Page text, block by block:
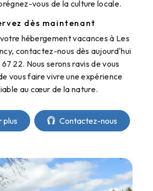
vous de la culture locale.
dès maintenant
hébergement vacances à Les
contactez-nous dès aujourd'hui
22. Nous serons ravis de vous
vous faire vivre une expérience
au cœur de la nature.
plus Contactez-nous